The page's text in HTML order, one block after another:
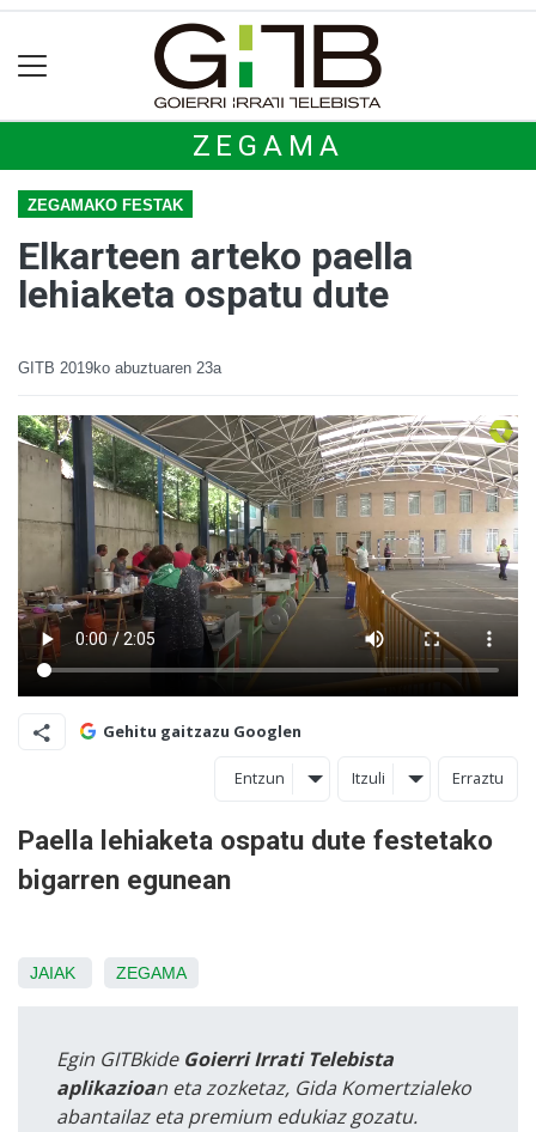
ZEGAMA
ZEGAMAKO FESTAK
Elkarteen arteko paella
lehiaketa ospatu dute
GITB 2019ko abuztuaren 23a
Gehitu gaitzazu Googlen
Entzun Itzuli Erraztu
Paella lehiaketa ospatu dute festetako
bigarren egunean
JAIAK ZEGAMA
Egin GITBkide Goierri Irrati Telebista
aplikazioan eta zozketaz, Gida Komertzialeko
abantailaz eta premium edukiaz gozatu.